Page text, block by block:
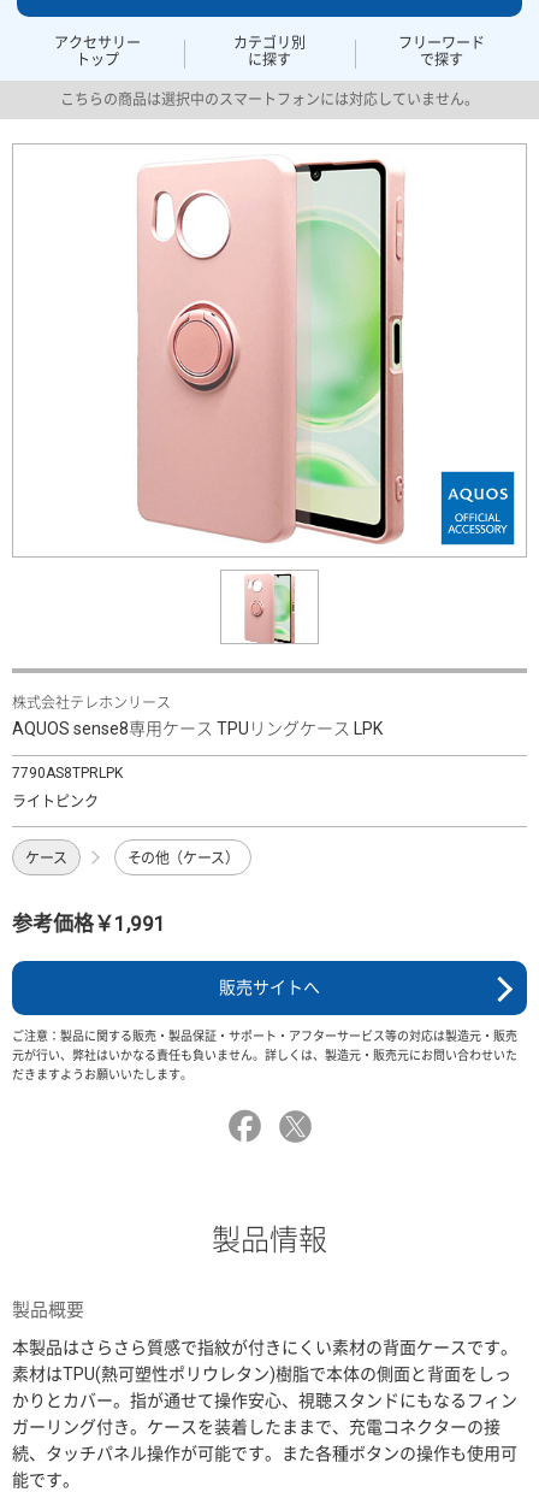
アクセサリー
トップ
カテゴリ別
に探す
フリーワード
で探す
こちらの商品は選択中のスマートフォンには対応していません。
株式会社テレホンリース
AQUOS sense8専用ケース TPUリングケース LPK
7790AS8TPRLPK
ライトピンク
ケース その他（ケース）
参考価格￥1,991
販売サイトへ
ご注意：製品に関する販売・製品保証・サポート・アフターサービス等の対応は製造元・販売
元が行い、弊社はいかなる責任も負いません。詳しくは、製造元・販売元にお問い合わせいた
だきますようお願いいたします。
製品情報
製品概要
本製品はさらさら質感で指紋が付きにくい素材の背面ケースです。
素材はTPU(熱可塑性ポリウレタン)樹脂で本体の側面と背面をしっ
かりとカバー。指が通せて操作安心、視聴スタンドにもなるフィン
ガーリング付き。ケースを装着したままで、充電コネクターの接
続、タッチパネル操作が可能です。また各種ボタンの操作も使用可
能です。